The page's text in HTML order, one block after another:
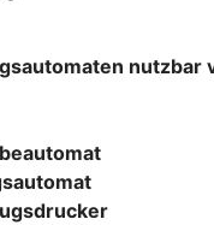
nutzbar